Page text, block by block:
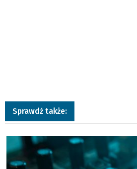
Sprawdź także:
a